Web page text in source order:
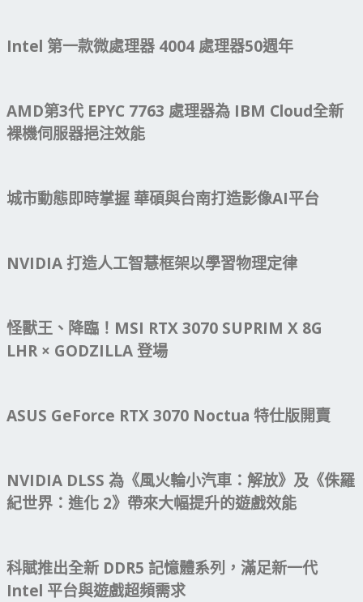
Intel 第一款微處理器 4004 處理器50週年
AMD第3代 EPYC 7763 處理器為 IBM Cloud全新
裸機伺服器挹注效能
城市動態即時掌握 華碩與台南打造影像AI平台
NVIDIA 打造人工智慧框架以學習物理定律
怪獸王、降臨！MSI RTX 3070 SUPRIM X 8G
LHR × GODZILLA 登場
ASUS GeForce RTX 3070 Noctua 特仕版開賣
NVIDIA DLSS 為《風火輪小汽車：解放》及《侏羅
紀世界：進化 2》帶來大幅提升的遊戲效能
科賦推出全新 DDR5 記憶體系列，滿足新一代
Intel 平台與遊戲超頻需求